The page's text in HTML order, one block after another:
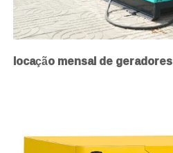
locação mensal de geradores